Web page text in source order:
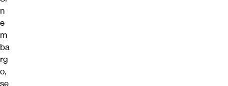
n
e
m
ba
rg
o,